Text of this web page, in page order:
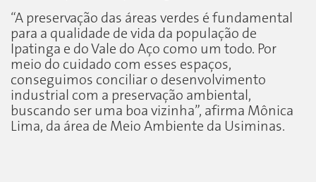
“A preservação das áreas verdes é fundamental
para a qualidade de vida da população de
Ipatinga e do Vale do Aço como um todo. Por
meio do cuidado com esses espaços,
conseguimos conciliar o desenvolvimento
industrial com a preservação ambiental,
buscando ser uma boa vizinha”, afirma Mônica
Lima, da área de Meio Ambiente da Usiminas.